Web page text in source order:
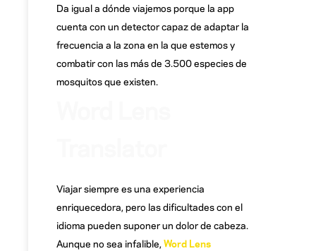
Da igual a dónde viajemos porque la app
cuenta con un detector capaz de adaptar la
frecuencia a la zona en la que estemos y
combatir con las más de 3.500 especies de
mosquitos que existen.
Viajar siempre es una experiencia
enriquecedora, pero las dificultades con el
idioma pueden suponer un dolor de cabeza.
Aunque no sea infalible,Word Lens